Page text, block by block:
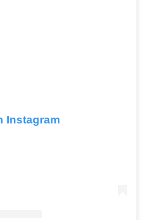
Instagram